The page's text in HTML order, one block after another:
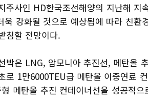
사인 HD한국조선해양의 지난해 지
욱 강화될 것으로 예상됨에 따라 친환
침할 전망이다.
박은 LNG, 암모니아 추진선, 메탄올
로 1만6000TEU급 메탄올 이중연료
메탄올 추진 컨테이너선을 성공적